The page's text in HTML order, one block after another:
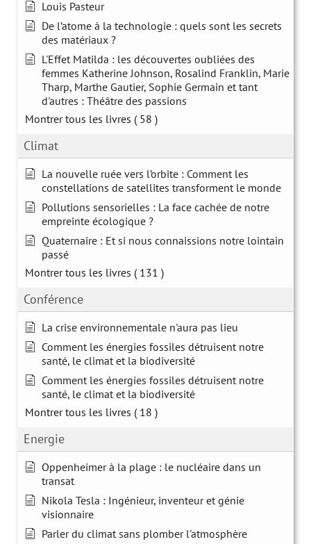
Louis Pasteur
De l’atome à la technologie : quels sont les secrets
des matériaux ?
L'Effet Matilda : les découvertes oubliées des
femmes Katherine Johnson, Rosalind Franklin, Marie
Tharp, Marthe Gautier, Sophie Germain et tant
d'autres : Théâtre des passions
Montrer tous les livres ( 58 )
Climat
La nouvelle ruée vers l’orbite : Comment les
constellations de satellites transforment le monde
Pollutions sensorielles : La face cachée de notre
empreinte écologique ?
Quaternaire : Et si nous connaissions notre lointain
passé
Montrer tous les livres ( 131 )
Conférence
La crise environnementale n'aura pas lieu
Comment les énergies fossiles détruisent notre
santé, le climat et la biodiversité
Comment les énergies fossiles détruisent notre
santé, le climat et la biodiversité
Montrer tous les livres ( 18 )
Energie
Oppenheimer à la plage : le nucléaire dans un
transat
Nikola Tesla : Ingénieur, inventeur et génie
visionnaire
Parler du climat sans plomber l'atmosphère